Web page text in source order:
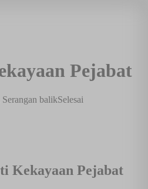
Pejabat
balikSelesai
Kekayaan Pejabat